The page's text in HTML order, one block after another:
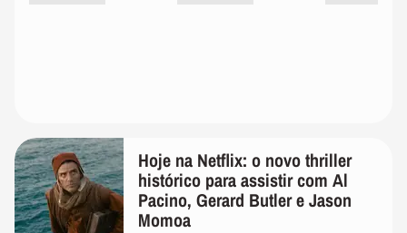
Hoje na Netflix: o novo thriller
histórico para assistir com Al
Pacino, Gerard Butler e Jason
Momoa